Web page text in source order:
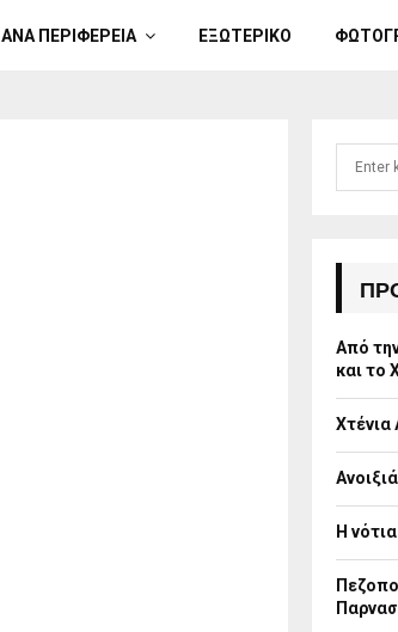
ΑΝΑ ΠΕΡΙΦΕΡΕΙΑ ΕΞΩΤΕΡΙΚΟ
r
:
Από
και το
Χτένια
Η